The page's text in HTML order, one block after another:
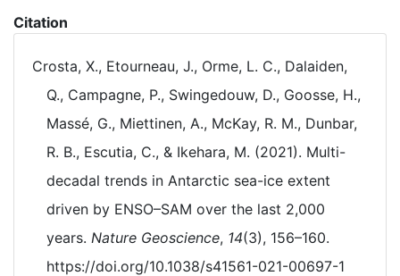
Citation
Crosta, X., Etourneau, J., Orme, L. C., Dalaiden,
Q., Campagne, P., Swingedouw, D., Goosse, H.,
Massé, G., Miettinen, A., McKay, R. M., Dunbar,
R. B., Escutia, C., & Ikehara, M. (2021). Multi-
decadal trends in Antarctic sea-ice extent
driven by ENSO–SAM over the last 2,000
years. Nature Geoscience, 14(3), 156–160.
https://doi.org/10.1038/s41561-021-00697-1